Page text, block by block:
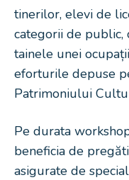
tinerilor, elevi de
categorii de public,
tainele unei
eforturile depuse
Patrimoniului
Pe durata
beneficia de
asigurate de